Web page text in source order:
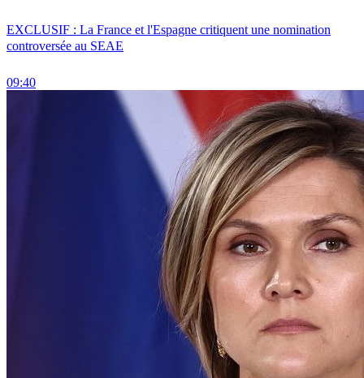
EXCLUSIF : La France et l'Espagne critiquent une nomination
controversée au SEAE
09:40